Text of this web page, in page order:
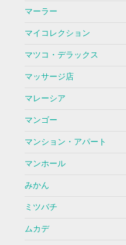
マーラー
マイコレクション
マツコ・デラックス
マッサージ店
マレーシア
マンゴー
マンション・アパート
マンホール
みかん
ミツバチ
ムカデ